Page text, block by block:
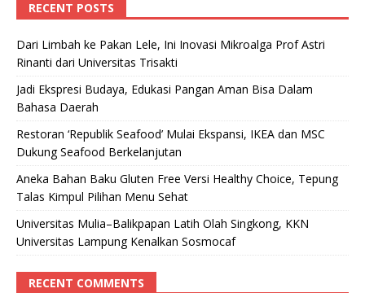
RECENT POSTS
Dari Limbah ke Pakan Lele, Ini Inovasi Mikroalga Prof Astri
Rinanti dari Universitas Trisakti
Jadi Ekspresi Budaya, Edukasi Pangan Aman Bisa Dalam
Bahasa Daerah
Restoran ‘Republik Seafood’ Mulai Ekspansi, IKEA dan MSC
Dukung Seafood Berkelanjutan
Aneka Bahan Baku Gluten Free Versi Healthy Choice, Tepung
Talas Kimpul Pilihan Menu Sehat
Universitas Mulia–Balikpapan Latih Olah Singkong, KKN
Universitas Lampung Kenalkan Sosmocaf
RECENT COMMENTS